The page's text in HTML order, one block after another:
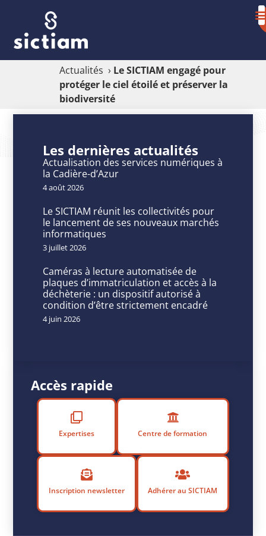
Actualités › Le SICTIAM engagé pour
protéger le ciel étoilé et préserver la
biodiversité
SICTIAM
engagé
pour
protéger
ciel
étoilé
préserver
P
u
l
a
Les dernières actualités
Actualisation des services numériques à
la Cadière-d’Azur
4 août 2026
Le SICTIAM réunit les collectivités pour
le lancement de ses nouveaux marchés
informatiques
3 juillet 2026
Caméras à lecture automatisée de
plaques d’immatriculation et accès à la
déchèterie : un dispositif autorisé à
condition d’être strictement encadré
4 juin 2026
Accès rapide
Expertises Centre de formation
Inscription newsletter Adhérer au SICTIAM